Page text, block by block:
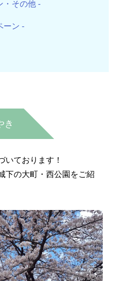
・その他 -
ーン -
き
いております！
の大町・西公園をご紹